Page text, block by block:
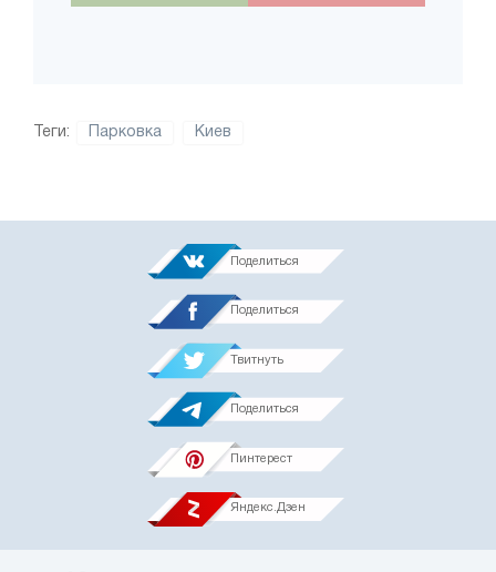
Теги: Парковка Киев
Поделиться
Поделиться
Твитнуть
Поделиться
Пинтерест
Яндекс.Дзен